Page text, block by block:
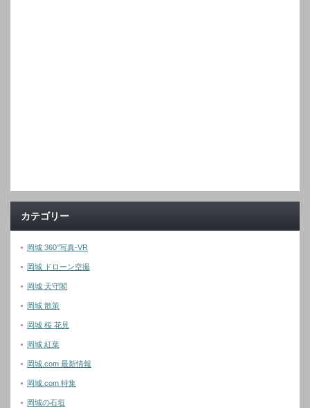
カテゴリー
岡城 360°写真-VR
岡城 ドローン空撮
岡城 天守閣
岡城 散策
岡城 桜 花見
岡城 紅葉
岡城.com 最新情報
岡城.com 特集
岡城の石垣